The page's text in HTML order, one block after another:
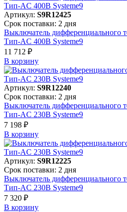
Артикул: S9R12425
Срок поставки: 2 дня
Выключатель дифференциального
Тип-AC 400В Systeme9
11 712 ₽
В корзинy
Артикул: S9R12240
Срок поставки: 2 дня
Выключатель дифференциального
Тип-AC 230В Systeme9
7 198 ₽
В корзинy
Артикул: S9R12225
Срок поставки: 2 дня
Выключатель дифференциального
Тип-AC 230В Systeme9
7 320 ₽
В корзинy